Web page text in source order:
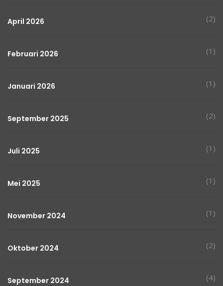
April 2026 (2)
Februari 2026 (1)
Januari 2026 (1)
September 2025 (2)
Juli 2025 (1)
Mei 2025 (1)
November 2024 (1)
Oktober 2024 (2)
September 2024 (4)